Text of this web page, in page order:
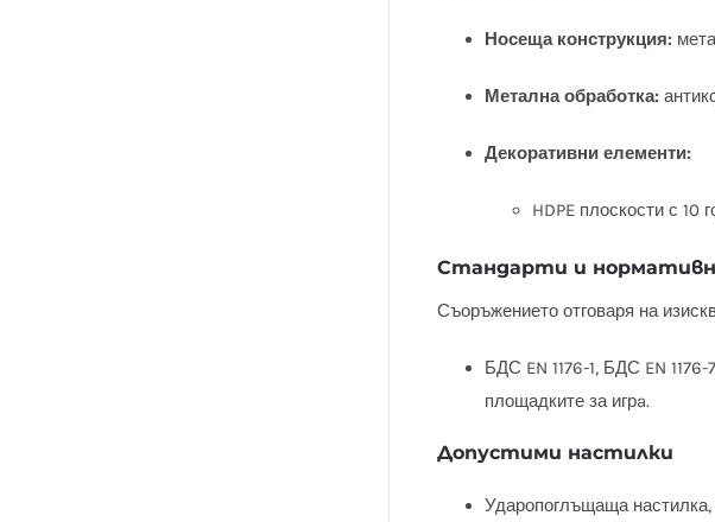
Носеща конструкция:
Метална обработка:
Декоративни елементи:
HDPE плоскости с 10
Стандарти и
Съоръжението отговаря на
БДС EN 1176-1, БДС EN
площадките за игрa.
Допустими настилки
Ударопоглъщаща настилка,